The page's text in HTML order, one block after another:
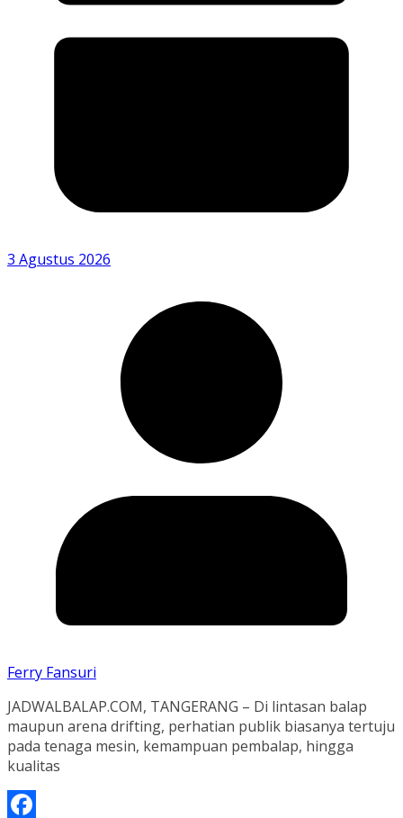
3 Agustus 2026
Ferry Fansuri
JADWALBALAP.COM, TANGERANG – Di lintasan balap
maupun arena drifting, perhatian publik biasanya tertuju
pada tenaga mesin, kemampuan pembalap, hingga
kualitas